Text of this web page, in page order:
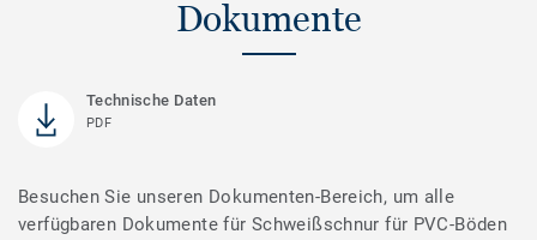
Dokumente
Technische Daten
PDF
Besuchen Sie unseren Dokumenten-Bereich, um alle
verfügbaren Dokumente für Schweißschnur für PVC-Böden